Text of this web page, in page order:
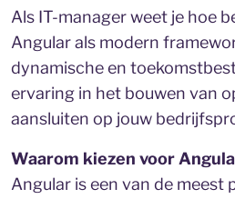
Als IT-manager weet je hoe
Angular als modern
dynamische en
ervaring in het bouwen van
aansluiten op jouw
Waarom kiezen voor
Angular is een van de